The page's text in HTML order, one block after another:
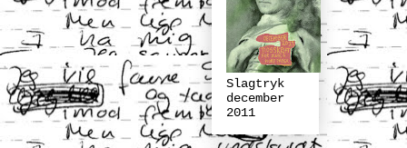
Slagtryk
december
2011